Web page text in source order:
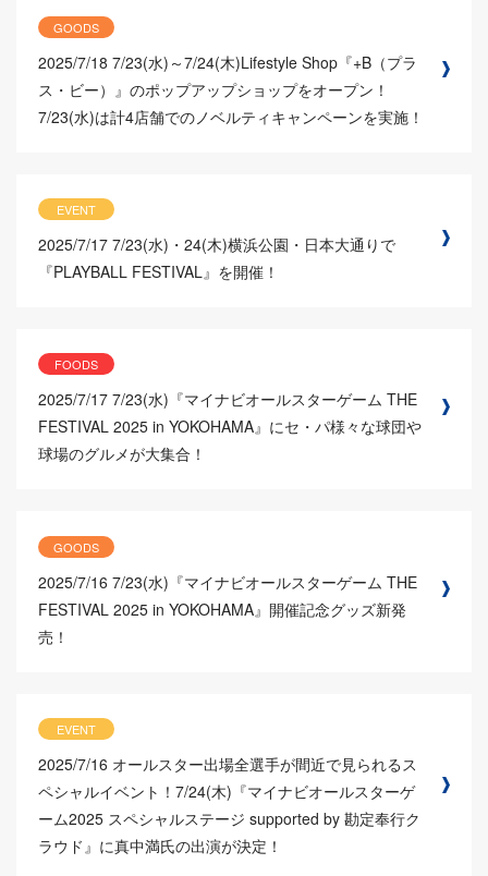
GOODS
2025/7/18 7/23(水)～7/24(木)Lifestyle Shop『+B（プラ
ス・ビー）』のポップアップショップをオープン！
7/23(水)は計4店舗でのノベルティキャンペーンを実施！
EVENT
2025/7/17 7/23(水)・24(木)横浜公園・日本大通りで
『PLAYBALL FESTIVAL』を開催！
FOODS
2025/7/17 7/23(水)『マイナビオールスターゲーム THE
FESTIVAL 2025 in YOKOHAMA』にセ・パ様々な球団や
球場のグルメが大集合！
GOODS
2025/7/16 7/23(水)『マイナビオールスターゲーム THE
FESTIVAL 2025 in YOKOHAMA』開催記念グッズ新発
売！
EVENT
2025/7/16 オールスター出場全選手が間近で見られるス
ペシャルイベント！7/24(木)『マイナビオールスターゲ
ーム2025 スペシャルステージ supported by 勘定奉行ク
ラウド』に真中満氏の出演が決定！